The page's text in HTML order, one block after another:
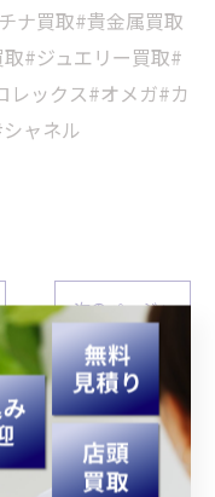
ナ買取#貴金属買取
#ジュエリー買取#
レックス#オメガ#カ
ャネル
次のページ >